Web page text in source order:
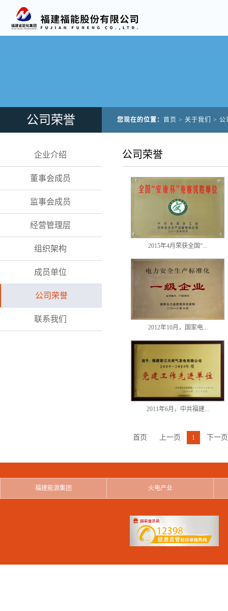
公司荣誉 您现在的位置： 首页 > 关于我们 > 公
企业介绍
董事会成员
监事会成员
经营管理层
组织架构
成员单位
公司荣誉
联系我们
公司荣誉
2015年4月荣获全国“...
2012年10月，国家电...
2011年6月，中共福建...
首页 上一页 1 下一页
福建能源集团 火电产业